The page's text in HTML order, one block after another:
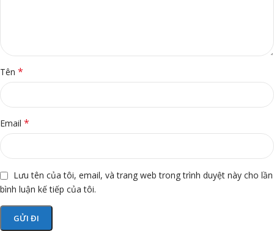
Tên *
Email *
Lưu tên của tôi, email, và trang web trong trình duyệt này cho lần
bình luận kế tiếp của tôi.